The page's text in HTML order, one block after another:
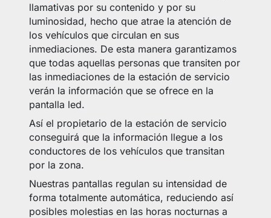
llamativas por su contenido y por su
luminosidad, hecho que atrae la atención de
los vehículos que circulan en sus
inmediaciones. De esta manera garantizamos
que todas aquellas personas que transiten por
las inmediaciones de la estación de servicio
verán la información que se ofrece en la
pantalla led.
Así el propietario de la estación de servicio
conseguirá que la información llegue a los
conductores de los vehículos que transitan
por la zona.
Nuestras pantallas regulan su intensidad de
forma totalmente automática, reduciendo así
posibles molestias en las horas nocturnas a